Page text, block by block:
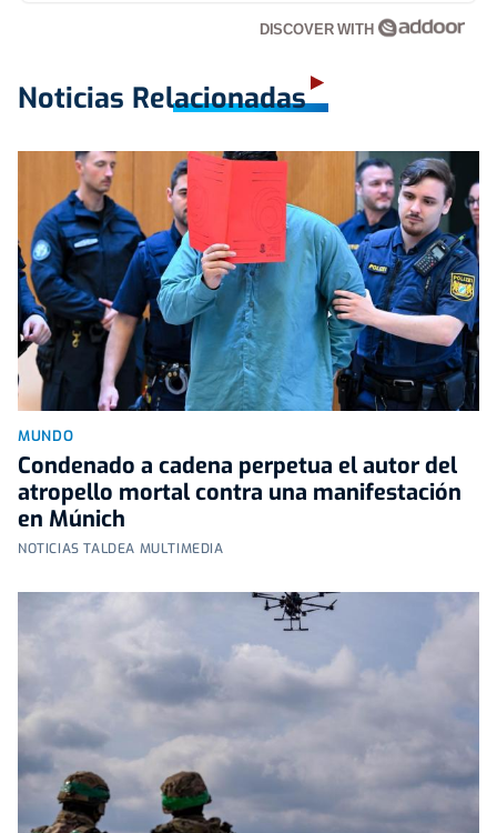
DISCOVER WITH
Noticias Relacionadas
MUNDO
Condenado a cadena perpetua el autor del
atropello mortal contra una manifestación
en Múnich
NOTICIAS TALDEA MULTIMEDIA